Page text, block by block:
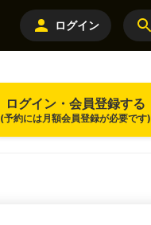
ログイン
ログイン・会員登録する
(予約には月額会員登録が必要です)